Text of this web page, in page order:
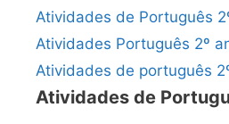
Atividades de Português
Atividades Português 2º
Atividades de português
Atividades de